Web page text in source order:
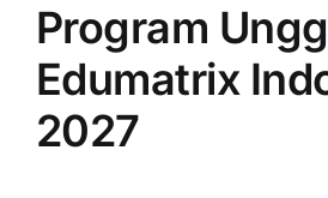
CONTACT US
Program
Edumatrix
2027